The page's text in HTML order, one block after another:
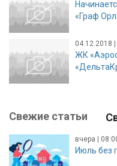
«Граф
04.12.2018
ЖК
Свежие статьи
вчера |
Июль без